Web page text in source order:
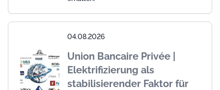
04.08.2026
Union Bancaire Privée |
Elektrifizierung als
stabilisierender Faktor für